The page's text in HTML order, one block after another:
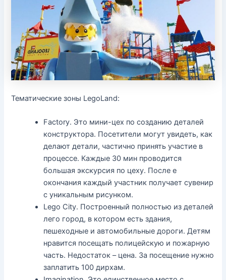
Тематические зоны LegoLand:
Factory. Это мини-цех по созданию деталей
конструктора. Посетители могут увидеть, как
делают детали, частично принять участие в
процессе. Каждые 30 мин проводится
большая экскурсия по цеху. После е
окончания каждый участник получает сувенир
с уникальным рисунком.
Lego City. Построенный полностью из деталей
лего город, в котором есть здания,
пешеходные и автомобильные дороги. Детям
нравится посещать полицейскую и пожарную
часть. Недостаток – цена. За посещение нужно
заплатить 100 дирхам.